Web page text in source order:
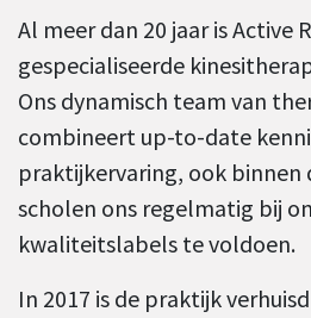
Al meer dan 20 jaar is Active
gespecialiseerde
Ons dynamisch team van
combineert up-to-date
praktijkervaring, ook binnen
scholen ons regelmatig bij
kwaliteitslabels te voldoen.
In 2017 is de praktijk